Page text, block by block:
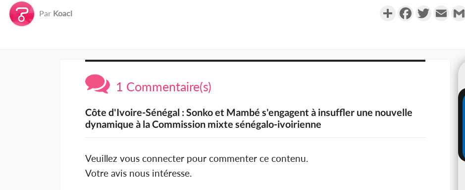
Par Koaci PartagerFacebookTwitterEmail
1 Commentaire(s)
Côte d'Ivoire-Sénégal : Sonko et Mambé s'engagent à insuffler une nouvelle
dynamique à la Commission mixte sénégalo-ivoirienne
Veuillez vous connecter pour commenter ce contenu.
Votre avis nous intéresse.